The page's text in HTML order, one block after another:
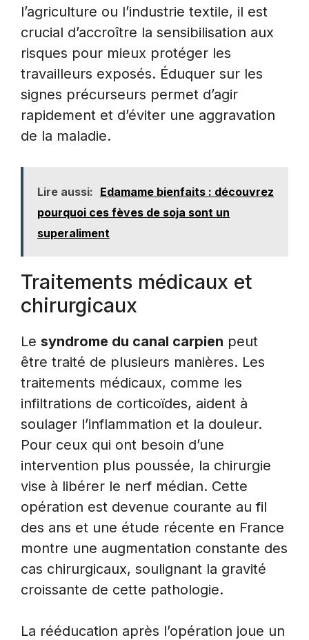
l’agriculture ou l’industrie textile, il est
crucial d’accroître la sensibilisation aux
risques pour mieux protéger les
travailleurs exposés. Éduquer sur les
signes précurseurs permet d’agir
rapidement et d’éviter une aggravation
de la maladie.
Lire aussi: Edamame bienfaits : découvrez
pourquoi ces fèves de soja sont un
superaliment
Traitements médicaux et
chirurgicaux
Le syndrome du canal carpien peut
être traité de plusieurs manières. Les
traitements médicaux, comme les
infiltrations de corticoïdes, aident à
soulager l’inflammation et la douleur.
Pour ceux qui ont besoin d’une
intervention plus poussée, la chirurgie
vise à libérer le nerf médian. Cette
opération est devenue courante au fil
des ans et une étude récente en France
montre une augmentation constante des
cas chirurgicaux, soulignant la gravité
croissante de cette pathologie.
La rééducation après l’opération joue un